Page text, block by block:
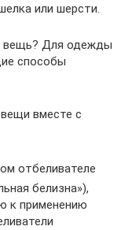
или шерсти.
вещь? Для одежды
способы
вместе с
отбеливателе
белизна»),
к применению